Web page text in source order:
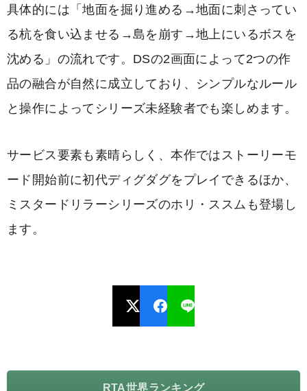
具体的には「地面を掘り進める→地面に刺さってい
る杭を食い込ませる→島を崩す→地上にいるボスを
沈める」の流れです。DSの2画面によって2つの作
品の融合が自然に成立しており、シンプルなルール
と操作によってシリーズ未経験者でも楽しめます。
サービス要素も素晴らしく、本作ではストーリーモ
ード開始前に初代ディグダグをプレイできるほか、
ミスタードリラーシリーズのホリ・ススムも登場し
ます。
RTA世界ランキング